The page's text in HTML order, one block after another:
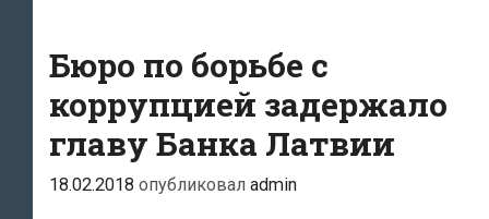
Бюро по борьбе с
коррупцией задержало
главу Банка Латвии
18.02.2018 опубликовал admin